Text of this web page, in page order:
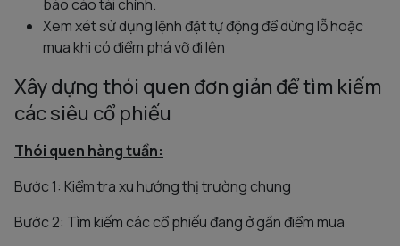
báo cáo tài chính.
Xem xét sử dụng lệnh đặt tự động để dừng lỗ hoặc
mua khi có điểm phá vỡ đi lên
Xây dựng thói quen đơn giản để tìm kiếm
các siêu cổ phiếu
Thói quen hàng tuần:
Bước 1: Kiểm tra xu hướng thị trường chung
Bước 2: Tìm kiếm các cổ phiếu đang ở gần điểm mua